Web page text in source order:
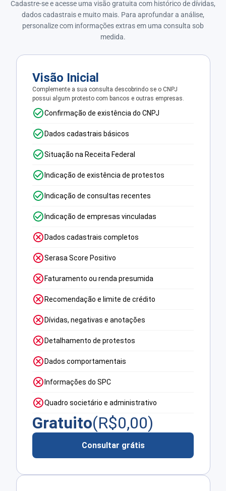
Cadastre-se e acesse uma visão gratuita com histórico de dívidas,
dados cadastrais e muito mais. Para aprofundar a análise,
personalize com informações extras em uma consulta sob
medida.
Visão Inicial
Complemente a sua consulta descobrindo se o CNPJ
possui algum protesto com bancos e outras empresas.
Confirmação de existência do CNPJ
Dados cadastrais básicos
Situação na Receita Federal
Indicação de existência de protestos
Indicação de consultas recentes
Indicação de empresas vinculadas
Dados cadastrais completos
Serasa Score Positivo
Faturamento ou renda presumida
Recomendação e limite de crédito
Dívidas, negativas e anotações
Detalhamento de protestos
Dados comportamentais
Informações do SPC
Quadro societário e administrativo
Gratuito(R$0,00)
Consultar grátis